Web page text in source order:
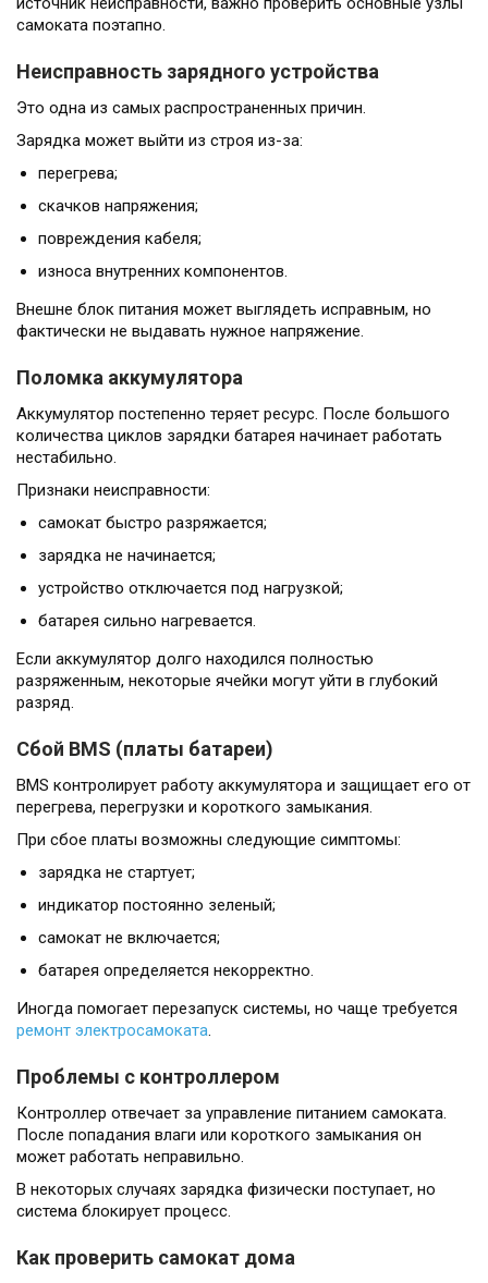
самоката поэтапно.
Неисправность зарядного устройства
Это одна из самых распространенных причин.
Зарядка может выйти из строя из-за:
перегрева;
скачков напряжения;
повреждения кабеля;
износа внутренних компонентов.
Внешне блок питания может выглядеть исправным, но
фактически не выдавать нужное напряжение.
Поломка аккумулятора
Аккумулятор постепенно теряет ресурс. После большого
количества циклов зарядки батарея начинает работать
нестабильно.
Признаки неисправности:
самокат быстро разряжается;
зарядка не начинается;
устройство отключается под нагрузкой;
батарея сильно нагревается.
Если аккумулятор долго находился полностью
разряженным, некоторые ячейки могут уйти в глубокий
разряд.
Сбой BMS (платы батареи)
BMS контролирует работу аккумулятора и защищает его от
перегрева, перегрузки и короткого замыкания.
При сбое платы возможны следующие симптомы:
зарядка не стартует;
индикатор постоянно зеленый;
самокат не включается;
батарея определяется некорректно.
Иногда помогает перезапуск системы, но чаще требуется
ремонт электросамоката.
Проблемы с контроллером
Контроллер отвечает за управление питанием самоката.
После попадания влаги или короткого замыкания он
может работать неправильно.
В некоторых случаях зарядка физически поступает, но
система блокирует процесс.
Как проверить самокат дома